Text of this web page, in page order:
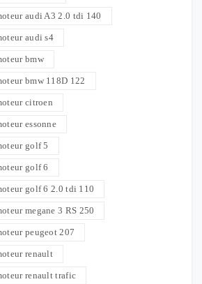
audi A3 2.0 tdi 140
audi s4
bmw
bmw 118D 122
citroen
essonne
golf 5
golf 6
golf 6 2.0 tdi 110
megane 3 RS 250
peugeot 207
renault
renault trafic